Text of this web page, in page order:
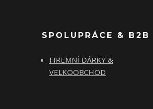
SPOLUPRÁCE & B2B
FIREMNÍ DÁRKY &
VELKOOBCHOD